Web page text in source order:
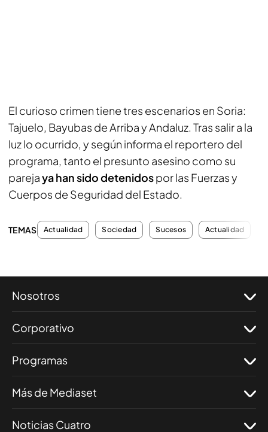
El curioso crimen tiene tres escenarios en Soria:
Tajuelo, Bayubas de Arriba y Andaluz. Tras salir a la
luz lo ocurrido, y según informa el reportero del
programa, tanto el presunto asesino como su
parejaya han sido detenidospor las Fuerzas y
Cuerpos de Seguridad del Estado.
TEMAS Actualidad Sociedad Sucesos Actualidad
Nosotros
Corporativo
Programas
Más de Mediaset
Noticias Cuatro